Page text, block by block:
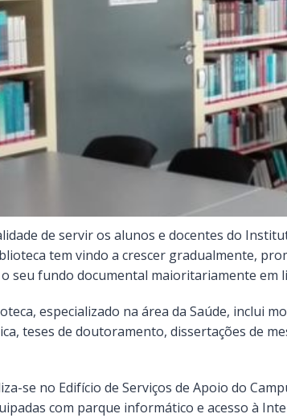
de servir os alunos e docentes do
tem vindo a crescer gradualmente,
seu fundo documental maioritariamente em
especializado na área da Saúde, inclui
teses de doutoramento, dissertações de
se no Edifício de Serviços de Apoio do
com parque informático e acesso à